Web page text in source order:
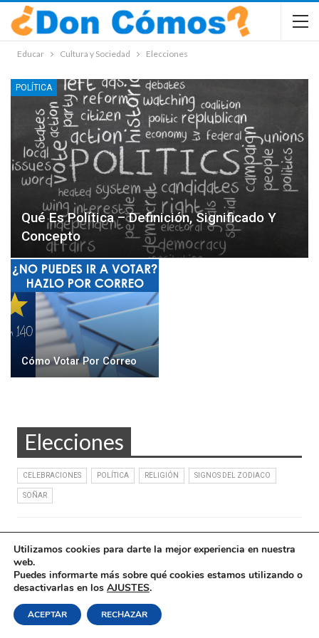
Educar Cultura y Sociedad Elecciones
POLÍTICA
Qué Es Política – Definición, Significado Y
Concepto
Cómo Votar Por Correo
Elecciones
CELEBRACIONES POLÍTICA RELIGIÓN SIGNOS DEL ZODIACO
SOÑAR
Política de Cookies|Condiciones Legales| Ofrecido por ©DonComos 2026
Contacto
Utilizamos cookies para darte la mejor experiencia en nuestra
web.
Puedes informarte más sobre qué cookies estamos utilizando o
desactivarlas en los AJUSTES.
ACEPTAR RECHAZAR